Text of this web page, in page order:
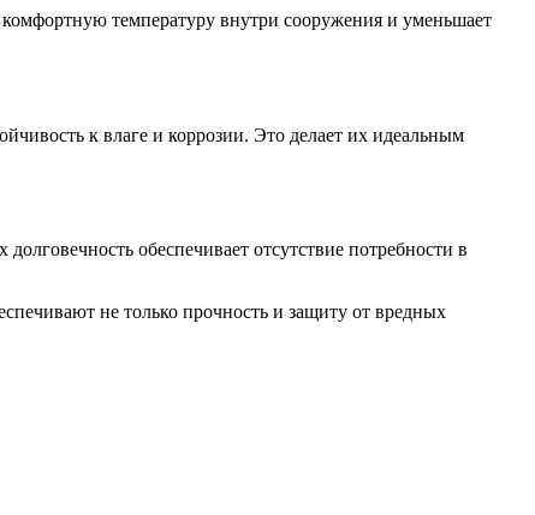
температуру внутри сооружения и уменьшает
к влаге и коррозии. Это делает их идеальным
обеспечивает отсутствие потребности в
не только прочность и защиту от вредных